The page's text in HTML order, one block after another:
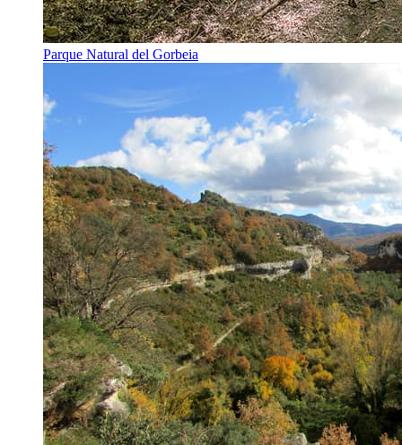
Parque Natural del Gorbeia